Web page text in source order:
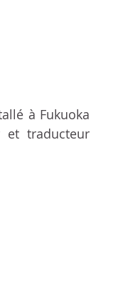
à Fukuoka
et traducteur